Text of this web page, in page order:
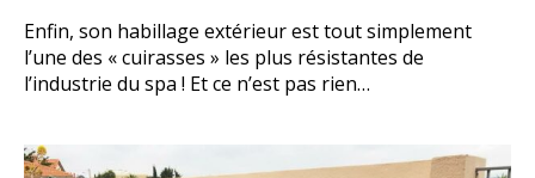
Enfin, son habillage extérieur est tout simplement
l’une des « cuirasses » les plus résistantes de
l’industrie du spa ! Et ce n’est pas rien…